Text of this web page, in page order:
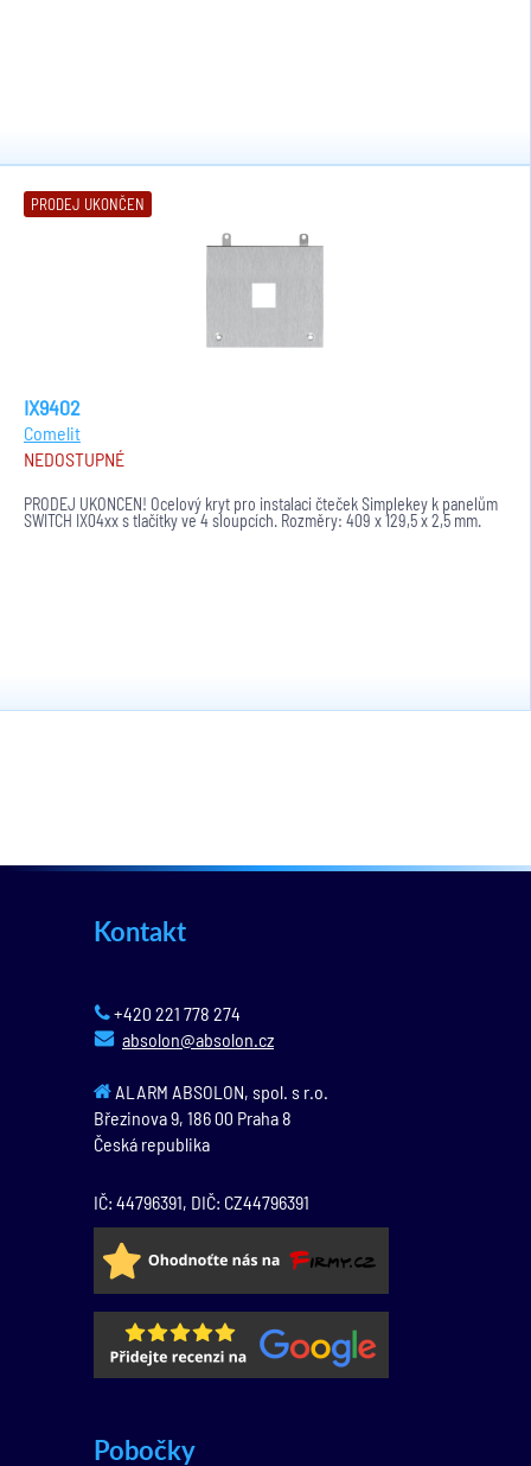
PRODEJ UKONČEN
IX9402
Comelit
NEDOSTUPNÉ
PRODEJ UKONČEN! Ocelový kryt pro instalaci čteček Simplekey k panelům
SWITCH IX04xx s tlačítky ve 4 sloupcích. Rozměry: 409 x 129,5 x 2,5 mm.
Kontakt
+420 221 778 274
absolon@absolon.cz
ALARM ABSOLON, spol. s r.o.
Březinova 9, 186 00 Praha 8
Česká republika
IČ: 44796391, DIČ: CZ44796391
Pobočky